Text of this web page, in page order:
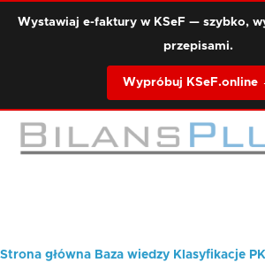
Wystawiaj e-faktury w KSeF — szybko,
przepisami.
Wypróbuj KSeF.online
Ścieżka
Strona główna Baza wiedzy Klasyfikacje